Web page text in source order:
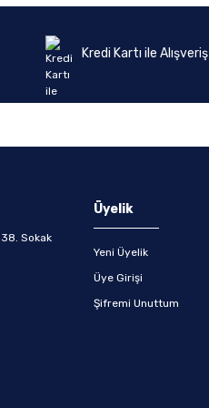
Kredi Kartı ile Alışveriş
Sokak
Üyelik
Yeni Üyelik
Üye Girişi
Şifremi Unuttum